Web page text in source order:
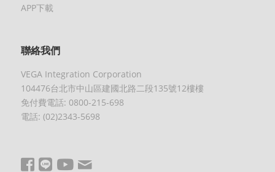
APP下載
聯絡我們
VEGA Integration Corporation
104476台北市中山區建國北路二段135號12樓樓
免付費電話: 0800-215-698
電話: (02)2343-5698